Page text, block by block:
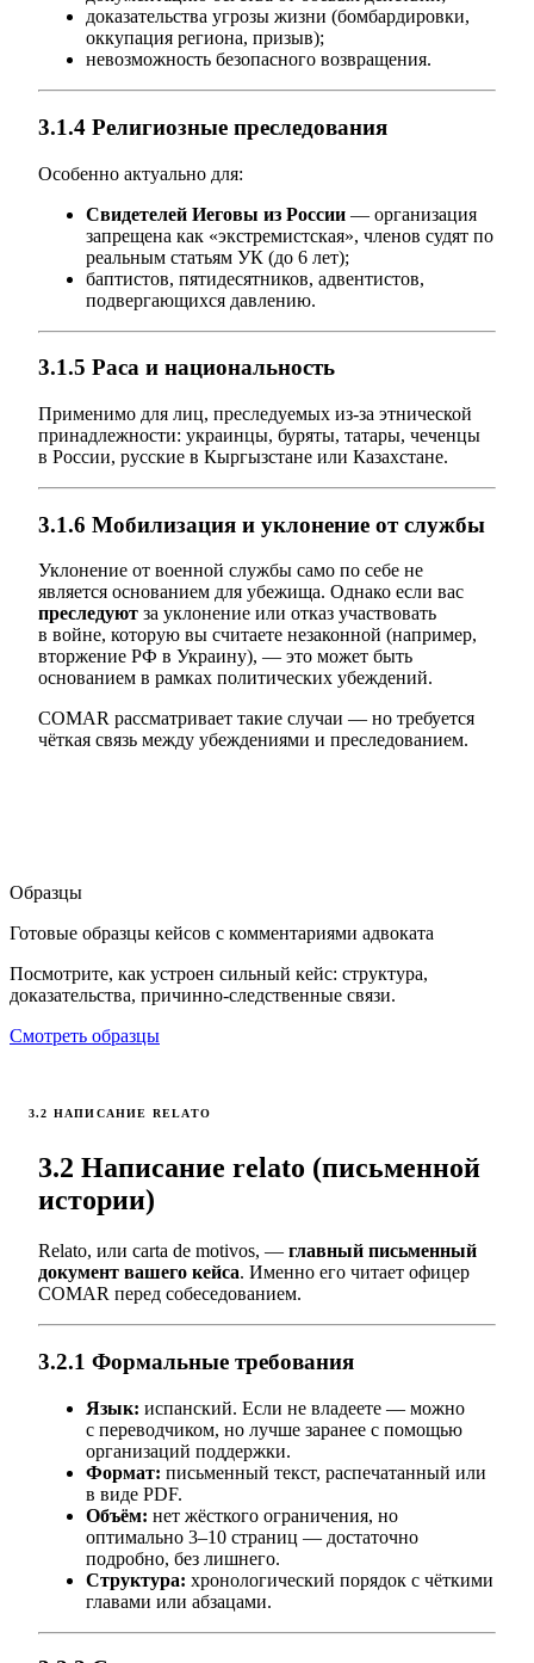
доказательства угрозы жизни (бомбардировки,
оккупация региона, призыв);
невозможность безопасного возвращения.
3.1.4 Религиозные преследования
Особенно актуально для:
Свидетелей Иеговы из России — организация
запрещена как «экстремистская», членов судят по
реальным статьям УК (до 6 лет);
баптистов, пятидесятников, адвентистов,
подвергающихся давлению.
3.1.5 Раса и национальность
Применимо для лиц, преследуемых из-за этнической
принадлежности: украинцы, буряты, татары, чеченцы
в России, русские в Кыргызстане или Казахстане.
3.1.6 Мобилизация и уклонение от службы
Уклонение от военной службы само по себе не
является основанием для убежища. Однако если вас
преследуют за уклонение или отказ участвовать
в войне, которую вы считаете незаконной (например,
вторжение РФ в Украину), — это может быть
основанием в рамках политических убеждений.
COMAR рассматривает такие случаи — но требуется
чёткая связь между убеждениями и преследованием.
Образцы
Готовые образцы кейсов с комментариями адвоката
Посмотрите, как устроен сильный кейс: структура,
доказательства, причинно-следственные связи.
Смотреть образцы
3.2 НАПИСАНИЕ RELATO
3.2 Написание relato (письменной
истории)
Relato, или carta de motivos, — главный письменный
документ вашего кейса. Именно его читает офицер
COMAR перед собеседованием.
3.2.1 Формальные требования
Язык: испанский. Если не владеете — можно
с переводчиком, но лучше заранее с помощью
организаций поддержки.
Формат: письменный текст, распечатанный или
в виде PDF.
Объём: нет жёсткого ограничения, но
оптимально 3–10 страниц — достаточно
подробно, без лишнего.
Структура: хронологический порядок с чёткими
главами или абзацами.